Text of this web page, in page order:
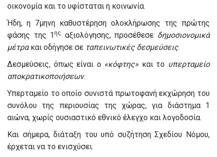
οικονομία και το υφίσταται η κοινωνία.
Ήδη, η 7μηνη καθυστέρηση ολοκλήρωσης της πρώτης
φάσης της 1ης αξιολόγησης, προσέθεσε δημοσιονομικά
μέτρακαι οδήγησε σε ταπεινωτικές δεσμεύσεις.
Δεσμεύσεις, όπως είναι ο «κόφτης» και το υπερταμείο
αποκρατικοποιήσεων.
Υπερταμείο το οποίο συνιστά πρωτοφανή εκχώρηση του
συνόλου της περιουσίας της χώρας, για διάστημα 1
αιώνα, χωρίς ουσιαστικό εθνικό έλεγχο και λογοδοσία.
Και σήμερα, διάταξη του υπό συζήτηση Σχεδίου Νόμου,
έρχεται να το ενισχύσει.